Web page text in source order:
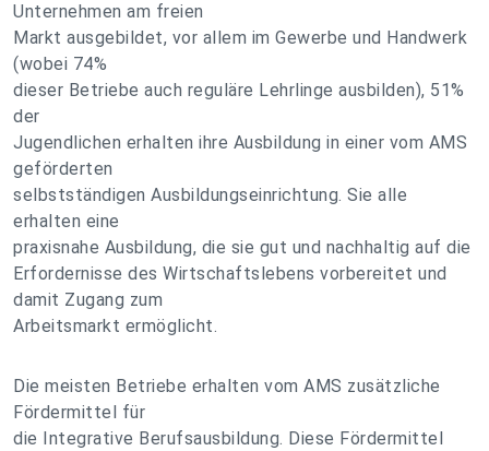
Unternehmen am freien
Markt ausgebildet, vor allem im Gewerbe und Handwerk
(wobei 74%
dieser Betriebe auch reguläre Lehrlinge ausbilden), 51%
der
Jugendlichen erhalten ihre Ausbildung in einer vom AMS
geförderten
selbstständigen Ausbildungseinrichtung. Sie alle
erhalten eine
praxisnahe Ausbildung, die sie gut und nachhaltig auf die
Erfordernisse des Wirtschaftslebens vorbereitet und
damit Zugang zum
Arbeitsmarkt ermöglicht.
Die meisten Betriebe erhalten vom AMS zusätzliche
Fördermittel für
die Integrative Berufsausbildung. Diese Fördermittel